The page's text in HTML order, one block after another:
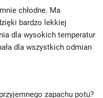
chłodne. Ma
bardzo lekkiej
dla wysokich temperatur
dla wszystkich odmian
zapachu potu?